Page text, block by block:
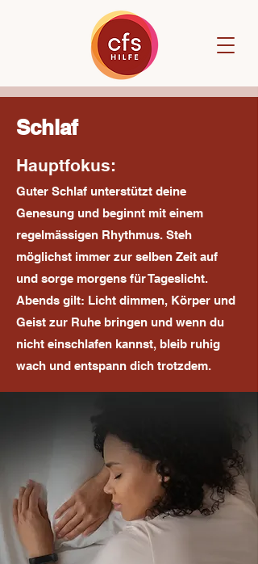
Schlaf
Hauptfokus:
Guter Schlaf unterstützt deine
Genesung und beginnt mit einem
regelmässigen Rhythmus. Steh
möglichst immer zur selben Zeit auf
und sorge morgens für Tageslicht.
Abends gilt: Licht dimmen, Körper und
Geist zur Ruhe bringen und wenn du
nicht einschlafen kannst, bleib ruhig
wach und entspann dich trotzdem.